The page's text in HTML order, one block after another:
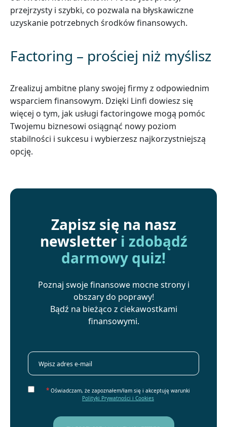
przejrzysty i szybki, co pozwala na błyskawiczne
uzyskanie potrzebnych środków finansowych.
Factoring – prościej niż myślisz
Zrealizuj ambitne plany swojej firmy z odpowiednim
wsparciem finansowym. Dzięki Linfi dowiesz się
więcej o tym, jak usługi factoringowe mogą pomóc
Twojemu biznesowi osiągnąć nowy poziom
stabilności i sukcesu i wybierzesz najkorzystniejszą
opcję.
Zapisz się na nasz
newsletter i zdobądź
darmowy quiz!
Poznaj swoje finansowe mocne strony i
obszary do poprawy!
Bądź na bieżąco z ciekawostkami
finansowymi.
* Oświadczam, że zapoznałem/łam się i akceptuję warunki
Polityki Prywatności i Cookies